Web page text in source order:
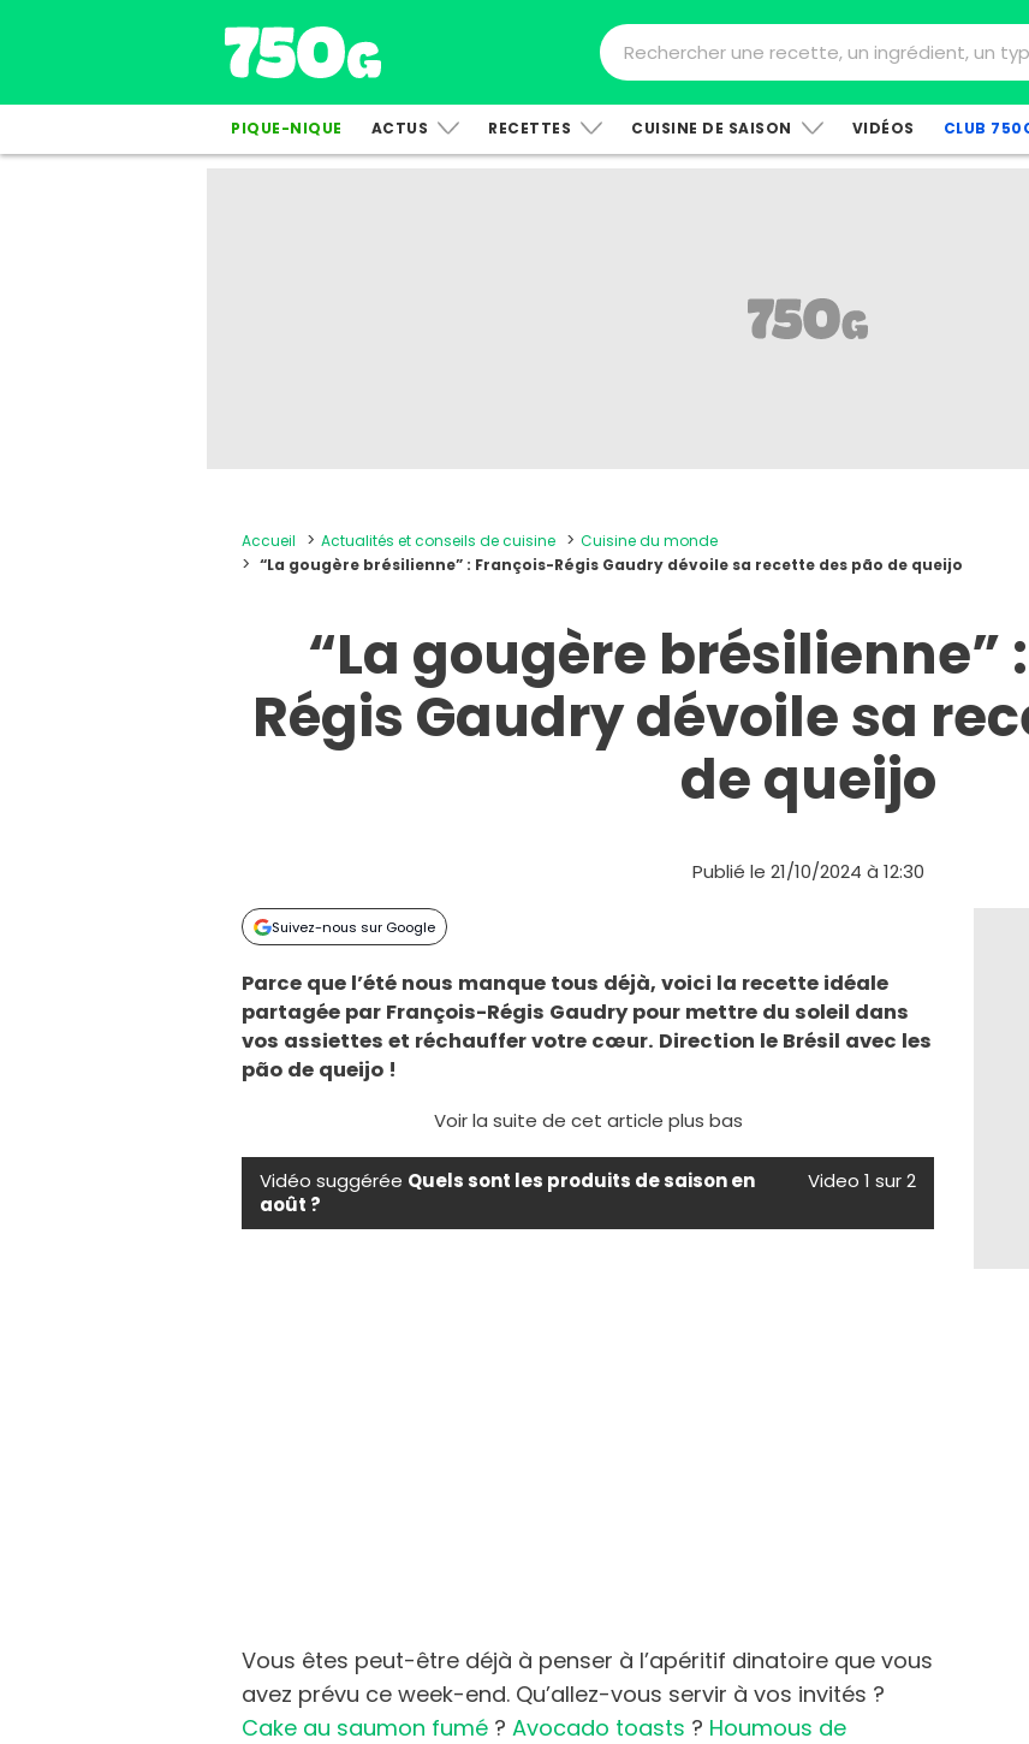
PIQUE-NIQUE ACTUS RECETTES CUISINE DE SAISON VIDÉOS CLUB
Accueil Actualités et conseils de cuisine
Cuisine du monde
“La gougère brésilienne” : François-Régis Gaudry dévoile sa recette des pão de queijo
“La gougère brésilienne”
Régis Gaudry dévoile sa
de queijo
Publié le 21/10/2024 à 12:30
Suivez-nous sur Google
Parce que l’été nous manque tous déjà, voici la recette idéale
partagée par François-Régis Gaudry pour mettre du soleil dans
vos assiettes et réchauffer votre cœur. Direction le Brésil avec les
pão de queijo !
Voir la suite de cet article plus bas
Vidéo suggérée Quels sont les produits de saison en
août ?
Video 1 sur 2
Vous êtes peut-être déjà à penser à l’apéritif dinatoire que vous
avez prévu ce week-end. Qu’allez-vous servir à vos invités ?
Cake au saumon fumé ?Avocado toasts ? Houmous de